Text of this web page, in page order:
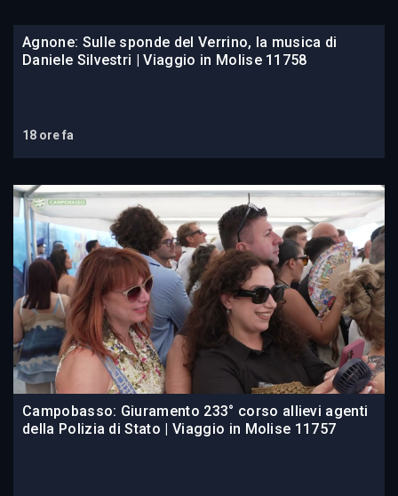
Agnone: Sulle sponde del Verrino, la musica di
Daniele Silvestri | Viaggio in Molise 11758
18 ore fa
Campobasso: Giuramento 233° corso allievi agenti
della Polizia di Stato | Viaggio in Molise 11757